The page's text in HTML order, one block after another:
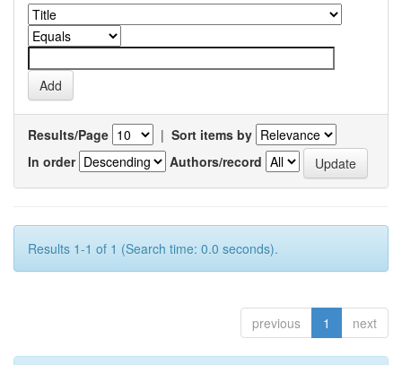
Results/Page | Sort items by
In order
Authors/record
Results 1-1 of 1 (Search time: 0.0 seconds).
previous 1 next